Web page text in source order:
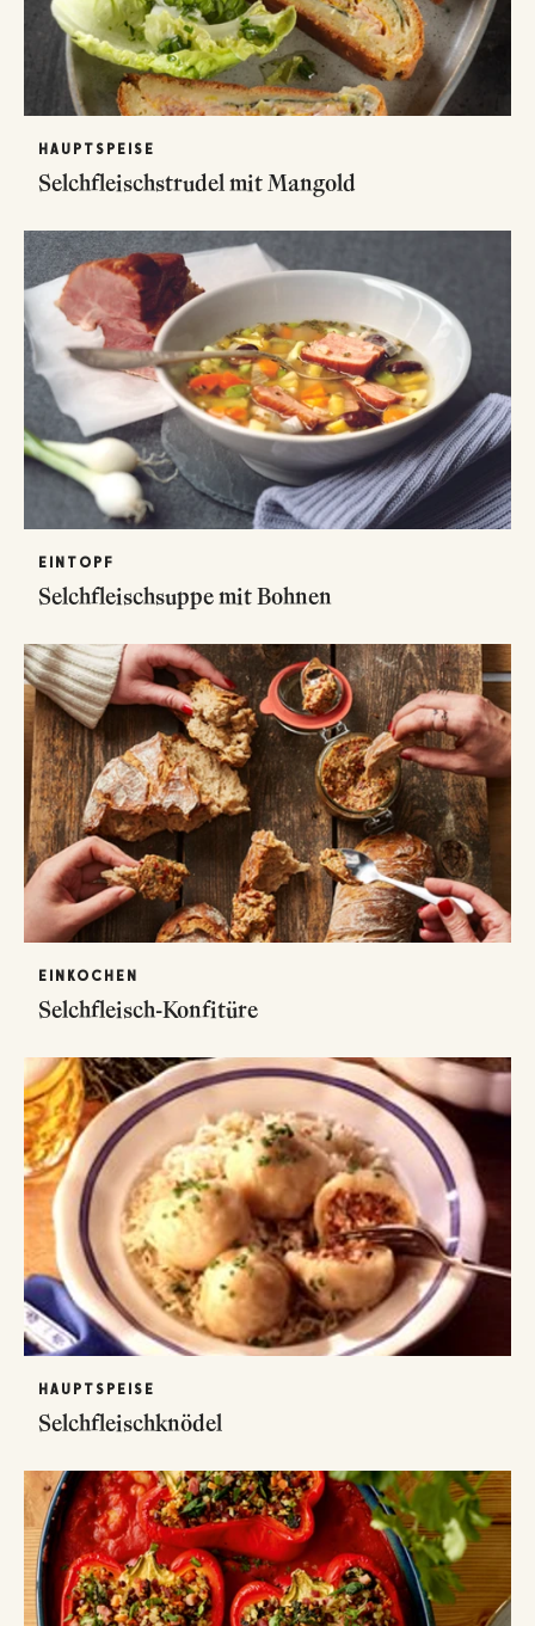
HAUPTSPEISE
Selchfleischstrudel mit Mangold
EINTOPF
Selchfleischsuppe mit Bohnen
EINKOCHEN
Selchfleisch-Konfitüre
HAUPTSPEISE
Selchfleischknödel